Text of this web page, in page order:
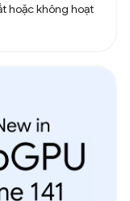
hoặc không hoạt